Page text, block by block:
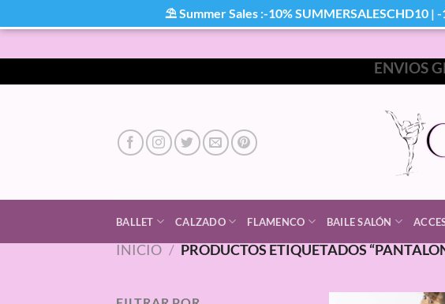
al
ENVIOS
BALLET CALZADO FLAMENCO BAILE SALÓN
INICIO / PRODUCTOS ETIQUETADOS
⛱ Summer Sales :-10% SUMMERSALESCHD10 |